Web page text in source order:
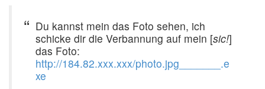
Du kannst mein das Foto sehen, ich
schicke dir die Verbannung auf mein [sic!]
das Foto:
http://184.82.xxx.xxx/photo.jpg_______.e
xe